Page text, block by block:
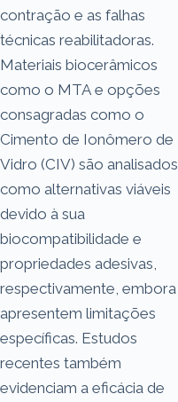
contração e as falhas
técnicas reabilitadoras.
Materiais biocerâmicos
como o MTA e opções
consagradas como o
Cimento de Ionômero de
Vidro (CIV) são analisados
como alternativas viáveis
devido à sua
biocompatibilidade e
propriedades adesivas,
respectivamente, embora
apresentem limitações
específicas. Estudos
recentes também
evidenciam a eficácia de